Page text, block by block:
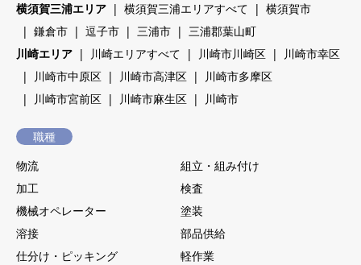
横須賀三浦エリア
横須賀三浦エリアすべて
横須賀市
鎌倉市
逗子市 三浦市
三浦郡葉山町
川崎エリア
川崎エリアすべて 川崎市川崎区
川崎市幸区
川崎市中原区
川崎市高津区
川崎市多摩区
川崎市宮前区
川崎市麻生区 川崎市
職種
物流
組立・組み付け
加工
検査
機械オペレーター
塗装
溶接
部品供給
仕分け・ピッキング
軽作業